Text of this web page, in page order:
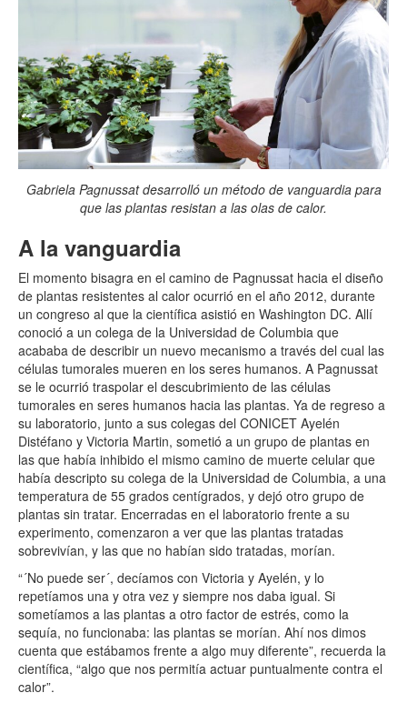
Gabriela Pagnussat desarrolló un método de vanguardia para
que las plantas resistan a las olas de calor.
A la vanguardia
El momento bisagra en el camino de Pagnussat hacia el diseño
de plantas resistentes al calor ocurrió en el año 2012, durante
un congreso al que la científica asistió en Washington DC. Allí
conoció a un colega de la Universidad de Columbia que
acababa de describir un nuevo mecanismo a través del cual las
células tumorales mueren en los seres humanos. A Pagnussat
se le ocurrió traspolar el descubrimiento de las células
tumorales en seres humanos hacia las plantas. Ya de regreso a
su laboratorio, junto a sus colegas del CONICET Ayelén
Distéfano y Victoria Martin, sometió a un grupo de plantas en
las que había inhibido el mismo camino de muerte celular que
había descripto su colega de la Universidad de Columbia, a una
temperatura de 55 grados centígrados, y dejó otro grupo de
plantas sin tratar. Encerradas en el laboratorio frente a su
experimento, comenzaron a ver que las plantas tratadas
sobrevivían, y las que no habían sido tratadas, morían.
“´No puede ser´, decíamos con Victoria y Ayelén, y lo
repetíamos una y otra vez y siempre nos daba igual. Si
sometíamos a las plantas a otro factor de estrés, como la
sequía, no funcionaba: las plantas se morían. Ahí nos dimos
cuenta que estábamos frente a algo muy diferente”, recuerda la
científica, “algo que nos permitía actuar puntualmente contra el
calor”.